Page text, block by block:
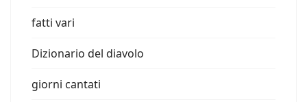
fatti vari
Dizionario del diavolo
giorni cantati